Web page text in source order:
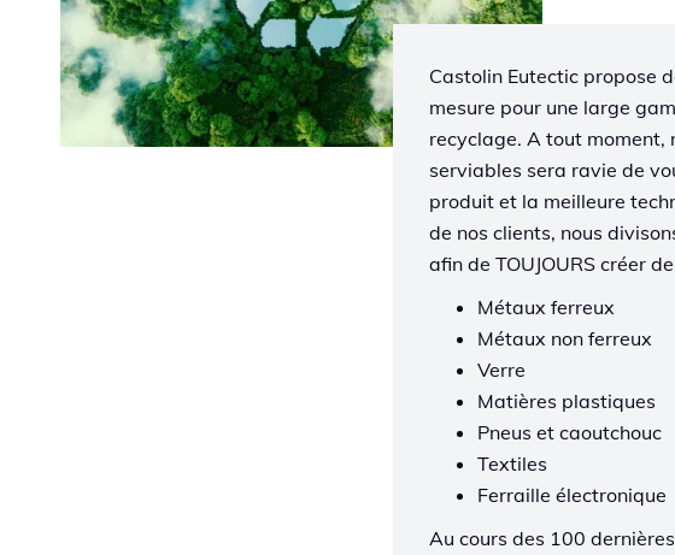
Castolin Eutectic propose
mesure pour une large
recyclage. A tout
serviables sera ravie de
produit et la meilleure
de nos clients, nous
afin de TOUJOURS créer
Métaux ferreux
Métaux non ferreux
Verre
Matières plastiques
Pneus et caoutchouc
Textiles
Ferraille électronique
Au cours des 100